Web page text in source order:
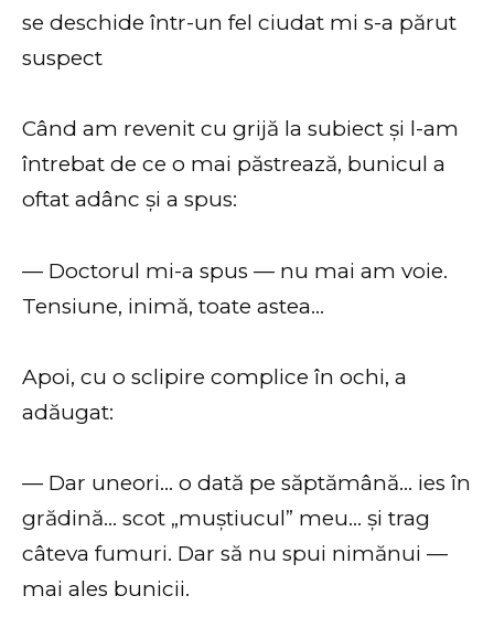
Când am revenit cu grijă la subiect și l-am
întrebat de ce o mai păstrează, bunicul a
oftat adânc și a spus:
— Doctorul mi-a spus — nu mai am voie.
Tensiune, inimă, toate astea…
Apoi, cu o sclipire complice în ochi, a
adăugat:
— Dar uneori… o dată pe săptămână… ies în
grădină… scot „muștiucul” meu… și trag
câteva fumuri. Dar să nu spui nimănui —
mai ales bunicii.